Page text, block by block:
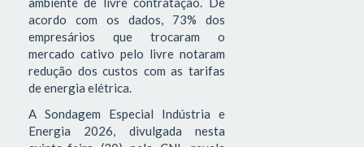
acordo com os dados, 73% dos
empresários que trocaram o
mercado cativo pelo livre notaram
redução dos custos com as tarifas
de energia elétrica.
A Sondagem Especial Indústria e
Energia 2026, divulgada nesta